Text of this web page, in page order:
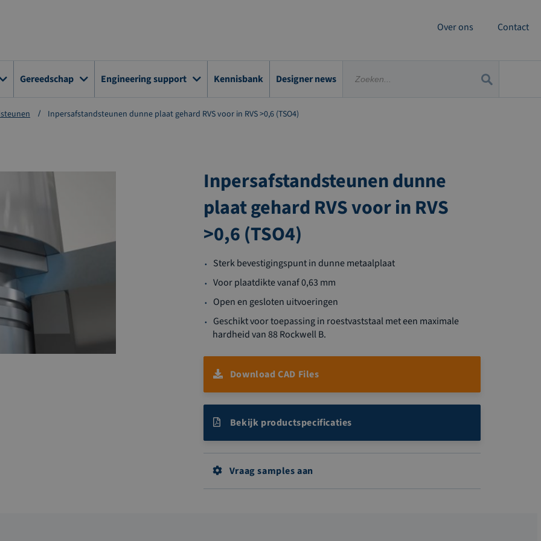
Over ons Contact
Gereedschap Engineering support Kennisbank Designer news
Inpersafstandsteunen dunne plaat gehard RVS voor in RVS >0,6 (TSO4)
Inpersafstandsteunen dunne
plaat gehard RVS voor in RVS
>0,6 (TSO4)
Sterk bevestigingspunt in dunne metaalplaat
Voor plaatdikte vanaf 0,63 mm
Open en gesloten uitvoeringen
Geschikt voor toepassing in roestvaststaal met een maximale
hardheid van 88 Rockwell B.
Download CAD Files
Bekijk productspecificaties
Vraag samples aan